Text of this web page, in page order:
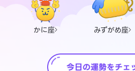
かに座 みずがめ座